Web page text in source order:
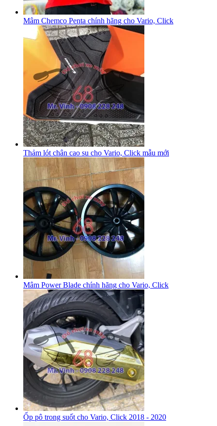
Mâm Chemco Penta chính hãng cho Vario, Click
Thảm lót chân cao su cho Vario, Click mẫu mới
Mâm Power Blade chính hãng cho Vario, Click
Ốp pô trong suốt cho Vario, Click 2018 - 2020